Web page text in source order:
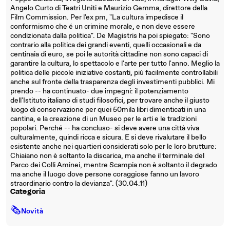
Angelo Curto di Teatri Uniti e Maurizio Gemma, direttore della
Film Commission. Per l'ex pm, "La cultura impedisce il
conformismo che é un crimine morale, e non deve essere
condizionata dalla politica". De Magistris ha poi spiegato: "Sono
contrario alla politica dei grandi eventi, quelli occasionali e da
centinaia di euro, se poi le autorità cittadine non sono capaci di
garantire la cultura, lo spettacolo e l'arte per tutto l'anno. Meglio la
politica delle piccole iniziative costanti, più facilmente controllabili
anche sul fronte della trasparenza degli investimenti pubblici. Mi
prendo -- ha continuato- due impegni: il potenziamento
dell'Istituto italiano di studi filosofici, per trovare anche il giusto
luogo di conservazione per quei 50mila libri dimenticati in una
cantina, e la creazione di un Museo per le arti e le tradizioni
popolari. Perché -- ha concluso- si deve avere una città viva
culturalmente, quindi ricca e sicura. E si deve rivalutare il bello
esistente anche nei quartieri considerati solo per le loro brutture:
Chiaiano non è soltanto la discarica, ma anche il terminale del
Parco dei Colli Aminei, mentre Scampia non è soltanto il degrado
ma anche il luogo dove persone coraggiose fanno un lavoro
straordinario contro la devianza". (30.04.11)
Categoria
🗞Novità